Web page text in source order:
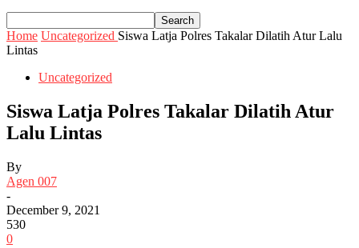
Home Uncategorized Siswa Latja Polres Takalar Dilatih Atur Lalu
Lintas
Uncategorized
Siswa Latja Polres Takalar Dilatih Atur
Lalu Lintas
By
Agen 007
-
December 9, 2021
530
0